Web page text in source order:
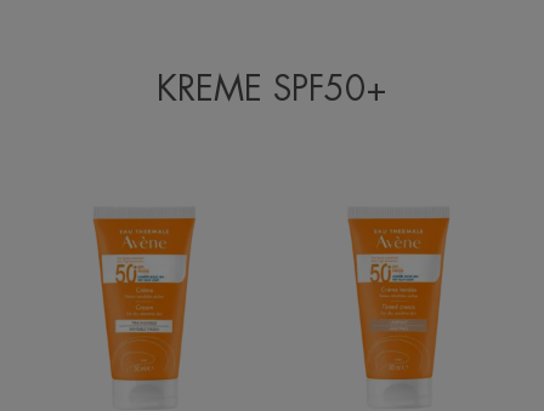
KREME SPF50+
SPF50+
krema
SPF50+